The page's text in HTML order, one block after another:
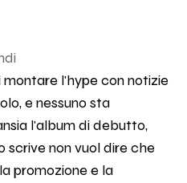
l'hype con notizie
e nessuno sta
l'album di debutto,
scrive non vuol dire che
promozione e la